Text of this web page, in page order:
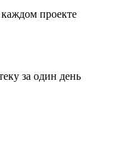
проекте
за один день